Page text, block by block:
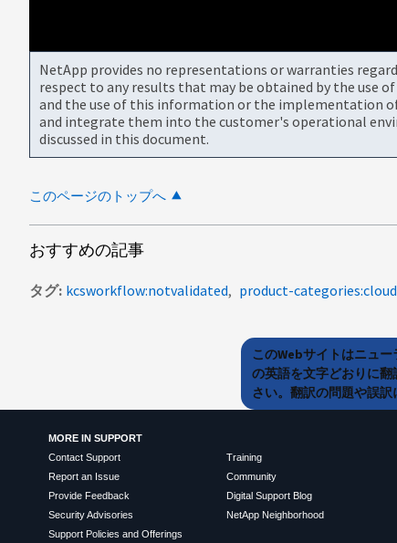
NetApp provides no representations or warranties
respect to any results that may be obtained by the use
and the use of this information or the implementation
and integrate them into the customer's operational
discussed in this document.
このページのトップへ
おすすめの記事
タグ kcsworkflow:notvalidated product-
このWebサイトはニュ
の英語を文字どおりに
さい。翻訳の問題や誤
MORE IN SUPPORT
Contact Support
Report an Issue
Provide Feedback
Security Advisories
Support Policies and Offerings
Training
Community
Digital Support Blog
NetApp Neighborhood